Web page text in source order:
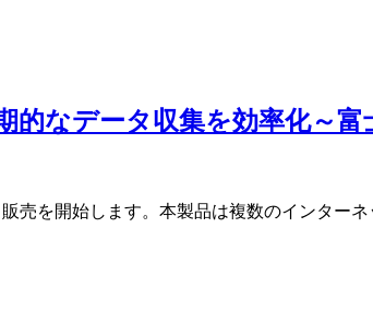
的なデータ収集を効率化～
売を開始します。本製品は複数のインター